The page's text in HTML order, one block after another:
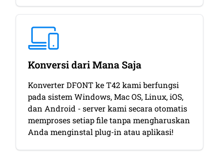
Konversi dari Mana Saja
Konverter DFONT ke T42 kami berfungsi
pada sistem Windows, Mac OS, Linux, iOS,
dan Android - server kami secara otomatis
memproses setiap file tanpa mengharuskan
Anda menginstal plug-in atau aplikasi!